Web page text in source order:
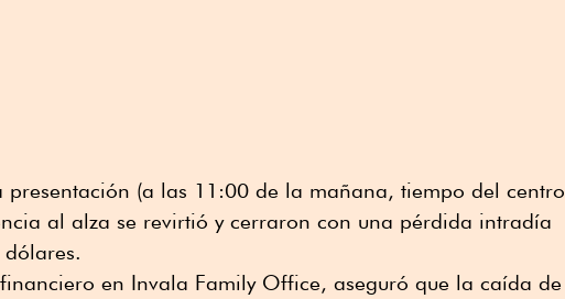
presentación (a las 11:00 de la mañana, tiempo del centro
al alza se revirtió y cerraron con una pérdida intradía
en Invala Family Office, aseguró que la caída de